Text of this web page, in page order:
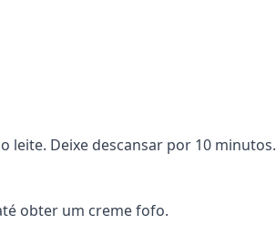
leite. Deixe descansar por 10 minutos.
obter um creme fofo.